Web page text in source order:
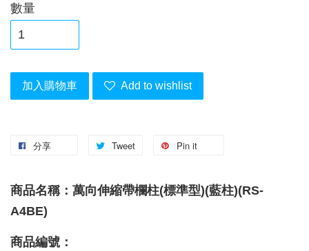
數量
加入購物車 Add to wishlist
分享 Tweet Pin it
商品名稱：萬向伸縮帶欄柱(標準型)(藍柱)(RS-
A4BE)
商品編號：